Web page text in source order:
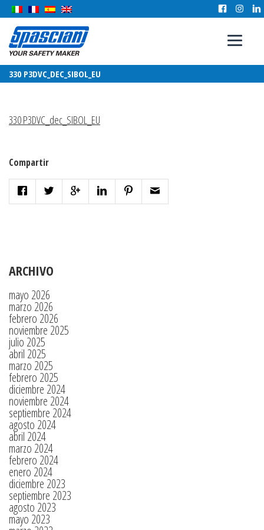
330 P3DVC_DEC_SIBOL_EU
330 P3DVC_dec_SIBOL_EU
Compartir
ARCHIVO
mayo 2026
marzo 2026
febrero 2026
noviembre 2025
julio 2025
abril 2025
marzo 2025
febrero 2025
diciembre 2024
noviembre 2024
septiembre 2024
agosto 2024
abril 2024
marzo 2024
febrero 2024
enero 2024
diciembre 2023
septiembre 2023
agosto 2023
mayo 2023